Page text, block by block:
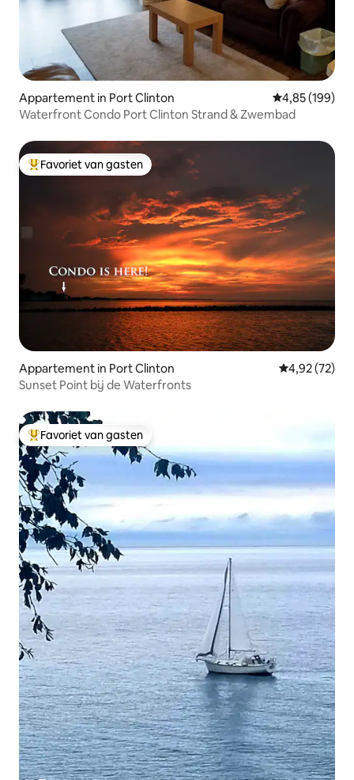
Appartement in Port Clinton Gemiddelde
4,85 (199)
Waterfront Condo Port Clinton Strand & Zwembad
Topfavoriet van gasten
Favoriet van gasten
Appartement in Port Clinton Gemiddelde
4,92 (72)
Sunset Point bij de Waterfronts
Topfavoriet van gasten
Favoriet van gasten